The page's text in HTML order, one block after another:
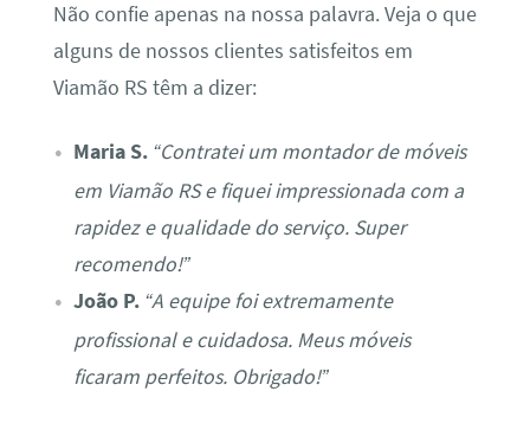
Não confie apenas na nossa palavra. Veja o que
alguns de nossos clientes satisfeitos em
Viamão RS têm a dizer:
Maria S. “Contratei um montador de móveis
em Viamão RS e fiquei impressionada com a
rapidez e qualidade do serviço. Super
recomendo!”
João P. “A equipe foi extremamente
profissional e cuidadosa. Meus móveis
ficaram perfeitos. Obrigado!”